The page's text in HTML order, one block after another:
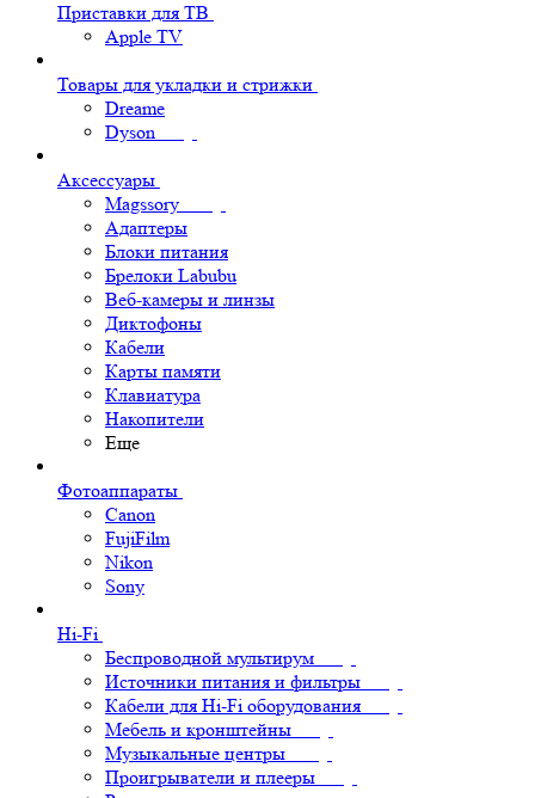
Приставки для ТВ
Apple TV
Товары для укладки и стрижки
Dreame
Dyson
Аксессуары
Magssory
Адаптеры
Блоки питания
Брелоки Labubu
Веб-камеры и линзы
Диктофоны
Кабели
Карты памяти
Клавиатура
Накопители
Еще
Фотоаппараты
Canon
FujiFilm
Nikon
Sony
Hi-Fi
Беспроводной мультирум
Источники питания и фильтры
Кабели для Hi-Fi оборудования
Мебель и кронштейны
Музыкальные центры
Проигрыватели и плееры